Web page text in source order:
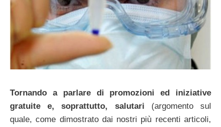
Tornando a parlare di promozioni ed iniziative
gratuite e, soprattutto, salutari (argomento sul
quale, come dimostrato dai nostri più recenti articoli,